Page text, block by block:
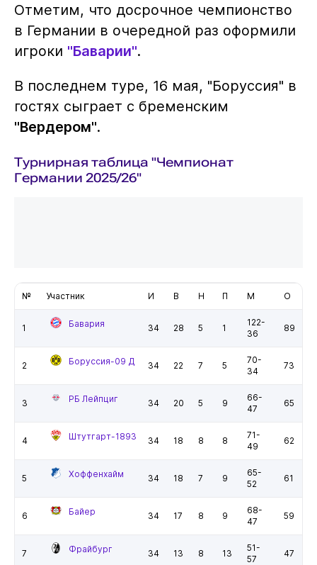
Отметим, что досрочное чемпионство
в Германии в очередной раз оформили
игроки "Баварии".
В последнем туре, 16 мая, "Боруссия" в
гостях сыграет с бременским
"Вердером".
Турнирная таблица "Чемпионат
Германии 2025/26"
№ Участник И В Н П М О
1 Бавария 34 28 5 1
122-
36
89
2 Боруссия-09 Д 34 22 7 5
70-
34
73
3 РБ Лейпциг 34 20 5 9
66-
47
65
4 Штутгарт-1893 34 18 8 8
71-
49
62
5 Хоффенхайм 34 18 7 9
65-
52
61
6 Байер 34 17 8 9
68-
47
59
7 Фрайбург 34 13 8 13
51-
57
47